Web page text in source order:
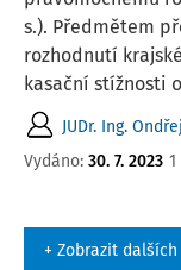
s.). Předmětem
rozhodnutí
kasační stížnosti
JUDr. Ing.
Vydáno: 30. 7. 2023
+ Zobrazit dalších